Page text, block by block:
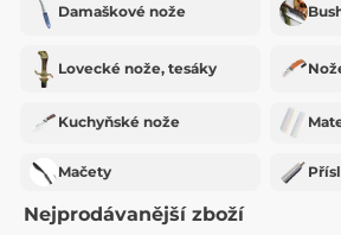
Damaškové nože
Lovecké nože, tesáky
Kuchyňské nože
Mačety
Nejprodávanější zboží